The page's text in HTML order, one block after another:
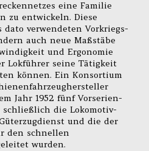
eine Familie
zu entwickeln. Diese
verwendeten Vorkriegs-
auch neue Maßstäbe
und Ergonomie
Lokführer seine Tätigkeit
können. Ein Konsortium
Jahr 1952 fünf Vorserien-
schließlich die Lokomotiv-
und die der
den schnellen
wurden.